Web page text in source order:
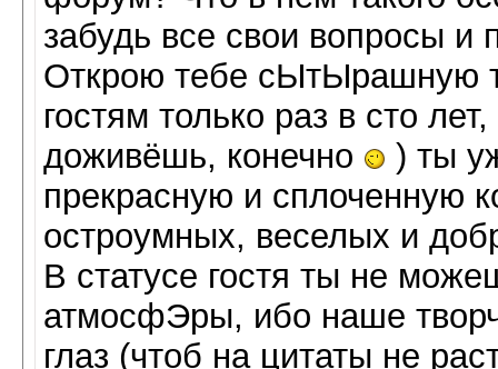
забудь все свои вопросы и
Открою тебе сЫтЫрашную
гостям только раз в сто
доживёшь, конечно
) ты
прекрасную и сплоченную
остроумных, веселых и
В статусе гостя ты не
атмосфЭры, ибо наше
глаз (чтоб на цитаты не